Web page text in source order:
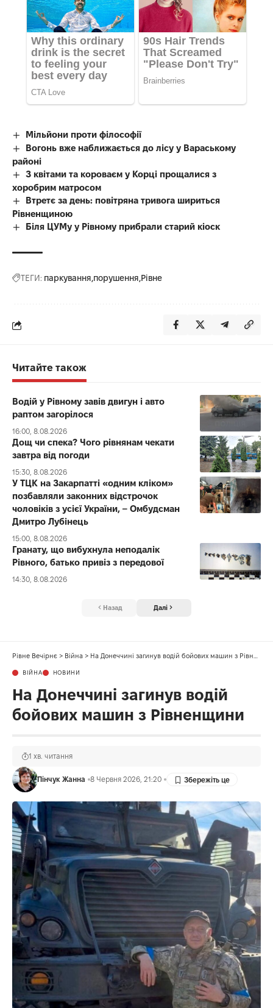
Мільйони проти філософії
Вогонь вже наближається до лісу у Вараському
районі
З квітами та короваєм у Корці прощалися з
хоробрим матросом
Втретє за день: повітряна тривога шириться
Рівненщиною
Біля ЦУМу у Рівному прибрали старий кіоск
ТЕГИ: паркування порушення Рівне
Читайте також
Водій у Рівному завів двигун і авто
раптом загорілося
16:00, 8.08.2026
Дощ чи спека? Чого рівнянам чекати
завтра від погоди
15:30, 8.08.2026
У ТЦК на Закарпатті «одним кліком»
позбавляли законних відстрочок
чоловіків з усієї України, – Омбудсман
Дмитро Лубінець
15:00, 8.08.2026
Гранату, що вибухнула неподалік
Рівного, батько привіз з передової
14:30, 8.08.2026
Назад Далі
Рівне Вечірнє > Війна > На Донеччині загинув водій бойових машин з Рівненщини
ВІЙНА НОВИНИ
На Донеччині загинув водій
бойових машин з Рівненщини
Пінчук Жанна 8 Червня 2026, 21:20
1 хв. читання